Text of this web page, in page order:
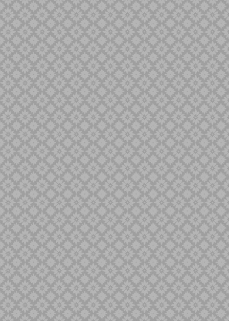
Kinatah
Minyak Keris
Naga Liman
Naga Liong
Naga SIluman
Pandawa
Panimbal
Panji Pengantin
Parungsari
Pasopati
Pulanggeni
Putut
Sabuk Inten
Sempana
Sengkelat
Sepang
Singa Barong
Sold Out
Spaner
Tilam Sari
Tilam Upih